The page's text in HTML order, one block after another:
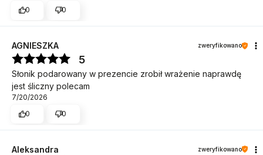
0
0
AGNIESZKA zweryfikowano
5
Słonik podarowany w prezencie zrobił wrażenie naprawdę
jest śliczny polecam
7/20/2026
0
0
Aleksandra zweryfikowano